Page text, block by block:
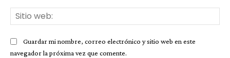
Guardar mi nombre, correo electrónico y sitio web en este
navegador la próxima vez que comente.